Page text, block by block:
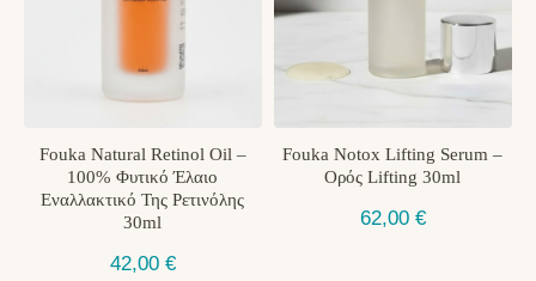
Fouka Natural Retinol Oil –
100% Φυτικό Έλαιο
Εναλλακτικό Της Ρετινόλης
30ml
42,00 €
Fouka Notox Lifting Serum –
Ορός Lifting 30ml
62,00 €